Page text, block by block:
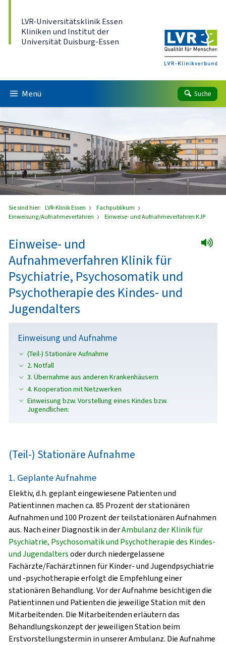
LVR-Universitätsklinik Essen
Kliniken und Institut der
Universität Duisburg-Essen
Menü Suche
Sie sind hier: LVR-Klinik Essen
Fachpublikum
Einweisung/Aufnahmeverfahren
Einweise- und Aufnahmeverfahren KJP
Einweise- und
Aufnahmeverfahren Klinik für
Psychiatrie, Psychosomatik und
Psychotherapie des Kindes- und
Jugendalters
Einweisung und Aufnahme
(Teil-) Stationäre Aufnahme
2. Notfall
3. Übernahme aus anderen Krankenhäusern
4. Kooperation mit Netzwerken
Einweisung bzw. Vorstellung eines Kindes bzw.
Jugendlichen:
(Teil-) Stationäre Aufnahme
1. Geplante Aufnahme
Elektiv, d.h. geplant eingewiesene Patienten und
Patientinnen machen ca. 85 Prozent der stationären
Aufnahmen und 100 Prozent der teilstationären Aufnahmen
aus. Nach einer Diagnostik in derAmbulanz der Klinik für
Psychiatrie, Psychosomatik und Psychotherapie des Kindes-
und Jugendaltersoder durch niedergelassene
Fachärzte/Fachärztinnen für Kinder- und Jugendpsychiatrie
und -psychotherapie erfolgt die Empfehlung einer
stationären Behandlung. Vor der Aufnahme besichtigen die
Patientinnen und Patienten die jeweilige Station mit den
Mitarbeitenden. Die Mitarbeitenden erläutern das
Behandlungskonzept der jeweiligen Station beim
Erstvorstellungstermin in unserer Ambulanz. Die Aufnahme